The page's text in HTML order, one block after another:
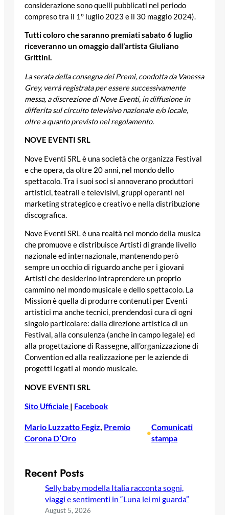
considerazione sono quelli pubblicati nel periodo
compreso tra il 1° luglio 2023 e il 30 maggio 2024).
Tutti coloro che saranno premiati sabato 6 luglio
riceveranno un omaggio dall’artista Giuliano
Grittini.
La serata della consegna dei Premi, condotta da Vanessa
Grey, verrà registrata per essere successivamente
messa, a discrezione di Nove Eventi, in diffusione in
differita sul circuito televisivo nazionale e/o locale,
oltre a quanto previsto nel regolamento.
NOVE EVENTI SRL
Nove Eventi SRL è una società che organizza Festival
e che opera, da oltre 20 anni, nel mondo dello
spettacolo. Tra i suoi soci si annoverano produttori
artistici, teatrali e televisivi, gruppi operanti nel
marketing strategico e creativo e nella distribuzione
discografica.
Nove Eventi SRL è una realtà nel mondo della musica
che promuove e distribuisce Artisti di grande livello
nazionale ed internazionale, mantenendo però
sempre un occhio di riguardo anche per i giovani
Artisti che desiderino intraprendere un proprio
cammino nel mondo musicale e dello spettacolo. La
Mission è quella di produrre contenuti per Eventi
artistici ma anche tecnici, prendendosi cura di ogni
singolo particolare: dalla direzione artistica di un
Festival, alla consulenza (anche in campo legale) ed
alla progettazione di Rassegne, all’organizzazione di
Convention ed alla realizzazione per le aziende di
progetti legati al mondo musicale.
NOVE EVENTI SRL
Sito Ufficiale | Facebook
Mario Luzzatto Fegiz, Premio
Corona D’Oro
•
Comunicati
stampa
Recent Posts
Selly baby modella Italia racconta sogni,
viaggi e sentimenti in “Luna lei mi guarda”
August 5, 2026